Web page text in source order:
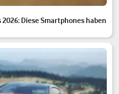
Diese Smartphones haben